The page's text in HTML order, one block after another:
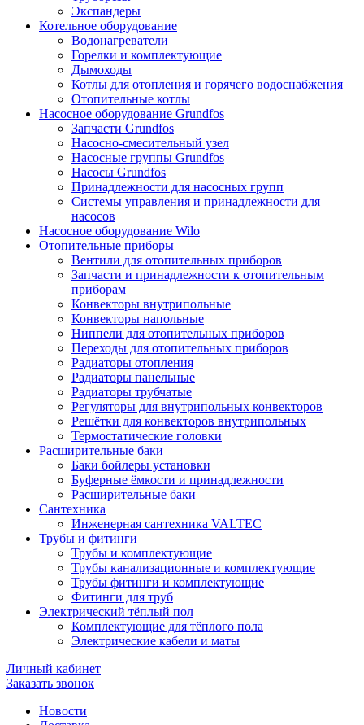
Экспандеры
Котельное оборудование
Водонагреватели
Горелки и комплектующие
Дымоходы
Котлы для отопления и горячего водоснабжения
Отопительные котлы
Насосное оборудование Grundfos
Запчасти Grundfos
Насосно-смесительный узел
Насосные группы Grundfos
Насосы Grundfos
Принадлежности для насосных групп
Системы управления и принадлежности для
насосов
Насосное оборудование Wilo
Отопительные приборы
Вентили для отопительных приборов
Запчасти и принадлежности к отопительным
приборам
Конвекторы внутрипольные
Конвекторы напольные
Ниппели для отопительных приборов
Переходы для отопительных приборов
Радиаторы отопления
Радиаторы панельные
Радиаторы трубчатые
Регуляторы для внутрипольных конвекторов
Решётки для конвекторов внутрипольных
Термостатические головки
Расширительные баки
Баки бойлеры установки
Буферные ёмкости и принадлежности
Расширительные баки
Сантехника
Инженерная сантехника VALTEC
Трубы и фитинги
Трубы и комплектующие
Трубы канализационные и комплектующие
Трубы фитинги и комплектующие
Фитинги для труб
Электрический тёплый пол
Комплектующие для тёплого пола
Электрические кабели и маты
Личный кабинет
Заказать звонок
Новости